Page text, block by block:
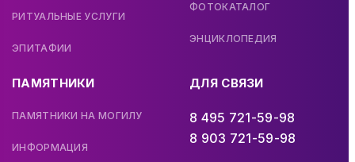
РИТУАЛЬНЫЕ УСЛУГИ
ЭПИТАФИИ
ФОТОКАТАЛОГ
ЭНЦИКЛОПЕДИЯ
ПАМЯТНИКИ
ПАМЯТНИКИ НА МОГИЛУ
ИНФОРМАЦИЯ
ДЛЯ СВЯЗИ
8 495 721-59-98
8 903 721-59-98